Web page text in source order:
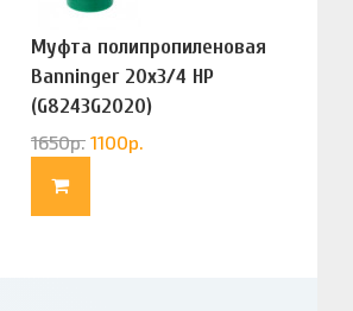
Муфта полипропиленовая
Banninger 20х3/4 НР
(G8243G2020)
1650р. 1100р.